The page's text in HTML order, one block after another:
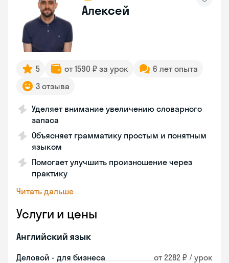
Алексей
5 от 1590 ₽ за урок
6 лет опыта
3 отзыва
Уделяет внимание увеличению словарного
запаса
Объясняет грамматику простым и понятным
языком
Помогает улучшить произношение через
практику
Читать дальше
Услуги и цены
Английский язык
Деловой - для бизнеса от 2282 ₽ / урок